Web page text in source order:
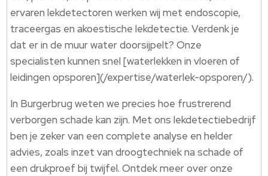
ervaren lekdetectoren werken wij met endoscopie,
traceergas en akoestische lekdetectie.​ Verdenk je
dat er in de muur water doorsijpelt? Onze
specialisten kunnen snel [waterlekken in vloeren of
leidingen opsporen](/expertise/waterlek-opsporen/).​
In Burgerbrug weten we precies hoe frustrerend
verborgen schade kan zijn.​ Met ons lekdetectiebedrijf
ben je zeker van een complete analyse en helder
advies, zoals inzet van droogtechniek na schade of
een drukproef bij twijfel.​ Ontdek meer over onze